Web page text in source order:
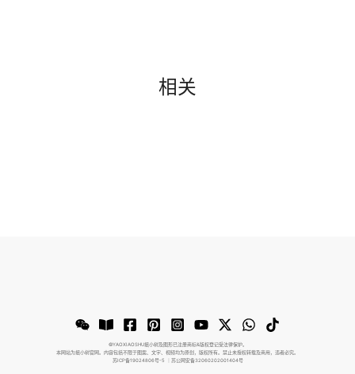
相关
©️YAOXIAOSHU摇小树及图形已注册商标&版权登记受法律保护。
本网站为摇小树官网。内容包括不限于图案、文字、视频均为原创，版权所有。禁止未授权转载及商用，违者必究。
苏ICP备19024806号-5 ｜苏公网安备32060202001404号